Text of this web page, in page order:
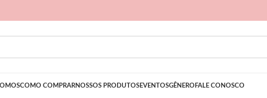
COMO COMPRARNOSSOS PRODUTOSEVENTOSGÊNERO FALE CONOSCO